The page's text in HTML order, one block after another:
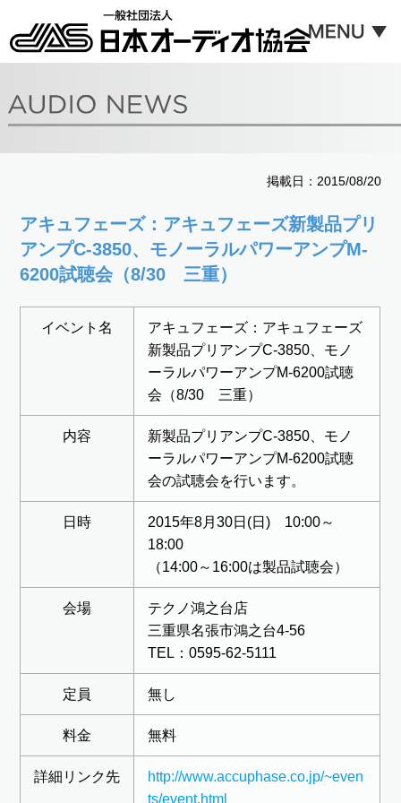
掲載日：2015/08/20
アキュフェーズ：アキュフェーズ新製品プリ
アンプC-3850、モノーラルパワーアンプM-
6200試聴会（8/30 三重）
イベント名
アキュフェーズ：アキュフェーズ
新製品プリアンプC-3850、モノ
ーラルパワーアンプM-6200試聴
会（8/30 三重）
内容
新製品プリアンプC-3850、モノ
ーラルパワーアンプM-6200試聴
会の試聴会を行います。
日時
2015年8月30日(日) 10:00～
18:00
（14:00～16:00は製品試聴会）
会場
テクノ鴻之台店
三重県名張市鴻之台4-56
TEL：0595-62-5111
定員 無し
料金 無料
詳細リンク先
http://www.accuphase.co.jp/~even
ts/event.html